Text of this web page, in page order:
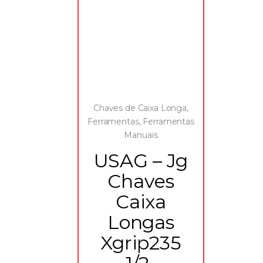
Chaves de Caixa Longa,
Ferramentas, Ferramentas
Manuais
USAG – Jg
Chaves
Caixa
Longas
Xgrip235